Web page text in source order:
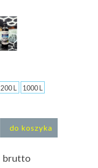
200 L 1000 L
do koszyka
brutto